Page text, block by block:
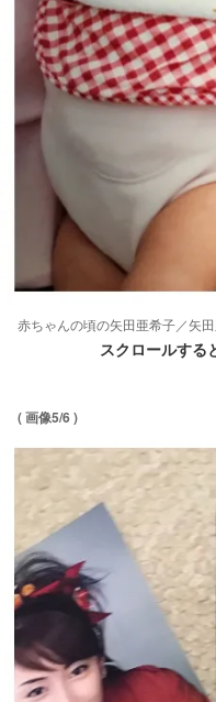
赤ちゃんの頃の矢田亜希子／矢
スクロールする
( 画像5/6 )